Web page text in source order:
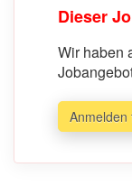
Dieser
Wir haben